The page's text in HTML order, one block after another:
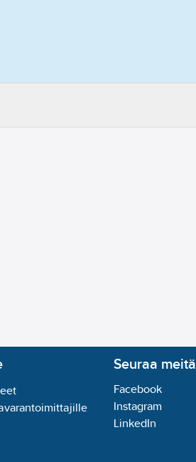
Seuraa meitä
Facebook
Instagram
LinkedIn